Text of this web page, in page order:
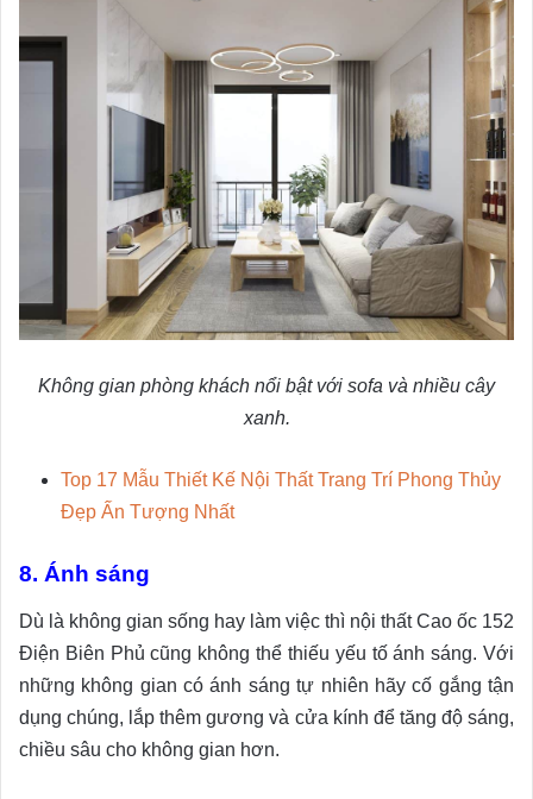
Không gian phòng khách nổi bật với sofa và nhiều cây
xanh.
Top 17 Mẫu Thiết Kế Nội Thất Trang Trí Phong Thủy
Đẹp Ấn Tượng Nhất
8. Ánh sáng
Dù là không gian sống hay làm việc thì nội thất Cao ốc 152
Điện Biên Phủ cũng không thể thiếu yếu tố ánh sáng. Với
những không gian có ánh sáng tự nhiên hãy cố gắng tận
dụng chúng, lắp thêm gương và cửa kính để tăng độ sáng,
chiều sâu cho không gian hơn.